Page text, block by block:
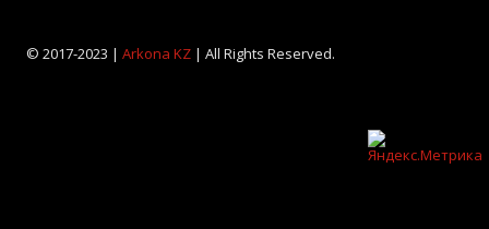
© 2017-2023 | Arkona KZ| All Rights Reserved.